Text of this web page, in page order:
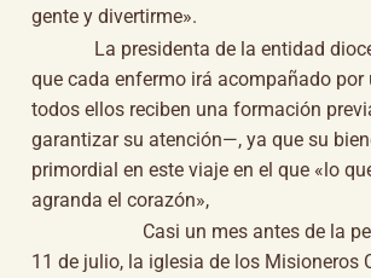
gente y divertirme».
La presidenta de la entidad
que cada enfermo irá acompañado
todos ellos reciben una formación
garantizar su atención—, ya que su
primordial en este viaje en el que «lo
agranda el corazón»,
Casi un mes antes de la
11 de julio, la iglesia de los Misioneros